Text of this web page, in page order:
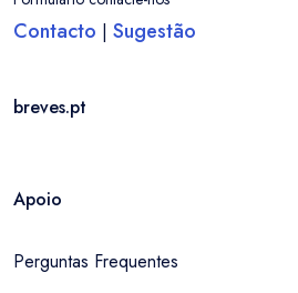
Contacto | Sugestão
breves.pt
Apoio
Perguntas Frequentes